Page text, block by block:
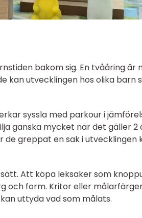
bakom sig. En tvååring är
kan utvecklingen hos olika barn
syssla med parkour i
ganska mycket när det gäller 2
greppat en sak i utvecklingen
Att köpa leksaker som
och form. Kritor eller
uttyda vad som målats.